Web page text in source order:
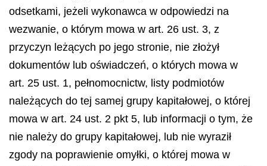
odsetkami, jeżeli wykonawca w odpowiedzi na
wezwanie, o którym mowa w art. 26 ust. 3, z
przyczyn leżących po jego stronie, nie złożył
dokumentów lub oświadczeń, o których mowa w
art. 25 ust. 1, pełnomocnictw, listy podmiotów
należących do tej samej grupy kapitałowej, o której
mowa w art. 24 ust. 2 pkt 5, lub informacji o tym, że
nie należy do grupy kapitałowej, lub nie wyraził
zgody na poprawienie omyłki, o której mowa w